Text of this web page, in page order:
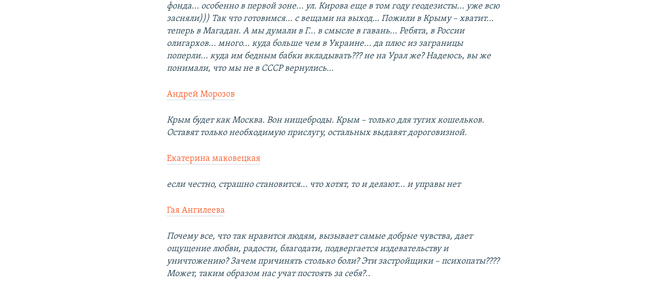
фонда... особенно в первой зоне... ул. Кирова еще в том году геодезисты... уже всю
засняли))) Так что готовимся... с вещами на выход… Пожили в Крыму – хватит...
теперь в Магадан. А мы думали в Г... в смысле в гавань... Ребята, в России
олигархов... много... куда больше чем в Украине... да плюс из заграницы
поперли... куда им бедным бабки вкладывать??? не на Урал же? Надеюсь, вы же
понимали, что мы не в СССР вернулись…
Андрей Морозов
Крым будет как Москва. Вон нищеброды. Крым – только для тугих кошельков.
Оставят только необходимую прислугу, остальных выдавят дороговизной.
Екатерина маковецкая
если честно, страшно становится... что хотят, то и делают... и управы нет
Гая Ангилеева
Почему все, что так нравится людям, вызывает самые добрые чувства, дает
ощущение любви, радости, благодати, подвергается издевательству и
уничтожению? Зачем причинять столько боли? Эти застройщики – психопаты????
Может, таким образом нас учат постоять за себя?..